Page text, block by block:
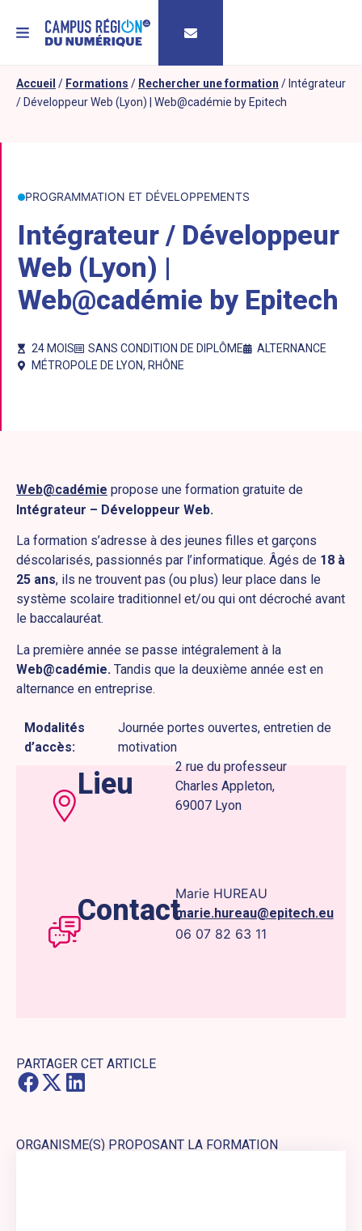
MENU
Accueil / Formations / Rechercher une formation / Intégrateur
/ Développeur Web (Lyon) | Web@cadémie by Epitech
PROGRAMMATION ET DÉVELOPPEMENTS
Intégrateur / Développeur
Web (Lyon) |
Web@cadémie by Epitech
24 MOIS SANS CONDITION DE DIPLÔME
ALTERNANCE
MÉTROPOLE DE LYON, RHÔNE
Web@cadémie propose une formation gratuite de
Intégrateur – Développeur Web.
La formation s’adresse à des jeunes filles et garçons
déscolarisés, passionnés par l’informatique. Âgés de 18 à
25 ans, ils ne trouvent pas (ou plus) leur place dans le
système scolaire traditionnel et/ou qui ont décroché avant
le baccalauréat.
La première année se passe intégralement à la
Web@cadémie. Tandis que la deuxième année est en
alternance en entreprise.
Modalités
d’accès:
Journée portes ouvertes, entretien de
motivation
Lieu
2 rue du professeur
Charles Appleton,
69007 Lyon
ContactMarie HUREAU
marie.hureau@epitech.eu
06 07 82 63 11
PARTAGER CET ARTICLE
ORGANISME(S) PROPOSANT LA FORMATION